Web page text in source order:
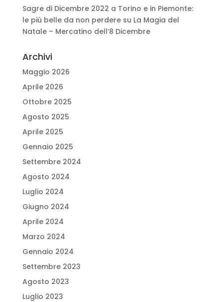
Sagre di Dicembre 2022 a Torino e in Piemonte:
le più belle da non perderesu La Magia del
Natale – Mercatino dell’8 Dicembre
Archivi
Maggio 2026
Aprile 2026
Ottobre 2025
Agosto 2025
Aprile 2025
Gennaio 2025
Settembre 2024
Agosto 2024
Luglio 2024
Giugno 2024
Aprile 2024
Marzo 2024
Gennaio 2024
Settembre 2023
Agosto 2023
Luglio 2023